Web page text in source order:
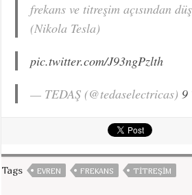
frekans ve titreşim açısından
(Nikola Tesla)
pic.twitter.com/J93ngPzlth
— TEDAŞ (@tedaselectricas)9
Tags EVREN FREKANS TITREŞIM